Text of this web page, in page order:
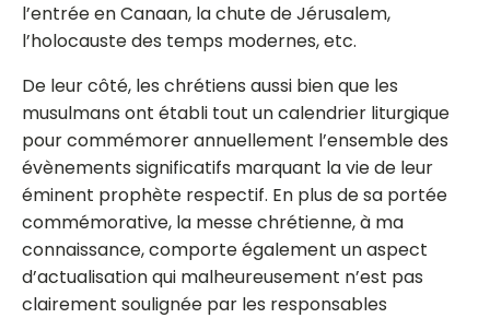
l’entrée en Canaan, la chute de Jérusalem,
l’holocauste des temps modernes, etc.
De leur côté, les chrétiens aussi bien que les
musulmans ont établi tout un calendrier liturgique
pour commémorer annuellement l’ensemble des
évènements significatifs marquant la vie de leur
éminent prophète respectif. En plus de sa portée
commémorative, la messe chrétienne, à ma
connaissance, comporte également un aspect
d’actualisation qui malheureusement n’est pas
clairement soulignée par les responsables